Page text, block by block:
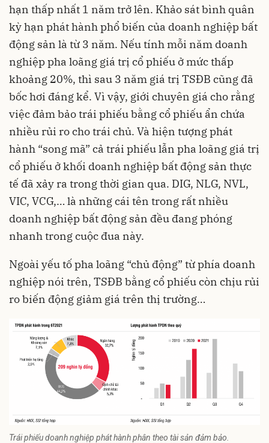
hạn thấp nhất 1 năm trở lên. Khảo sát bình quân
kỳ hạn phát hành phổ biến của doanh nghiệp bất
động sản là từ 3 năm. Nếu tính mỗi năm doanh
nghiệp pha loãng giá trị cổ phiếu ở mức thấp
khoảng 20%, thì sau 3 năm giá trị TSĐB cũng đã
bốc hơi đáng kể. Vì vậy, giới chuyên giá cho rằng
việc đảm bảo trái phiếu bằng cổ phiếu ẩn chứa
nhiều rủi ro cho trái chủ. Và hiện tượng phát
hành “song mã” cả trái phiếu lẫn pha loãng giá trị
cổ phiếu ở khối doanh nghiệp bất động sản thực
tế đã xảy ra trong thời gian qua. DIG, NLG, NVL,
VIC, VCG,… là những cái tên trong rất nhiều
doanh nghiệp bất động sản đều đang phóng
nhanh trong cuộc đua này.
Ngoài yếu tố pha loãng “chủ động” từ phía doanh
nghiệp nói trên, TSĐB bằng cổ phiếu còn chịu rủi
ro biến động giảm giá trên thị trường…
Trái phiếu doanh nghiệp phát hành phân theo tài sản đảm bảo.